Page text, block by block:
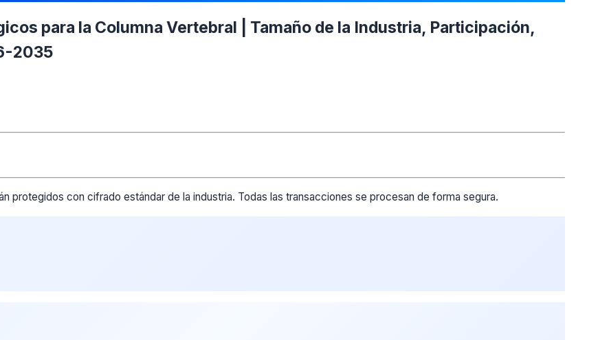
para la Columna Vertebral | Tamaño de la Industria, Participación,
2035
protegidos con cifrado estándar de la industria. Todas las transacciones se procesan de forma segura.